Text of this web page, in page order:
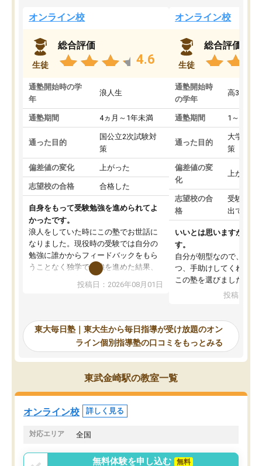
オンライン校
生徒
総合評価
4.6
通塾開始時の学
年
浪人生
通塾期間 4ヵ月～1年未満
通った目的
国公立2次試験対
策
偏差値の変化 上がった
志望校の合格 合格した
自身をもって受験勉強を進められてよ
かったです。
浪人をしていた時にこの塾でお世話に
なりました。現役時の受験では自分の
勉強に誰かからフィードバックをもら
うことなく独学で勉強を進めた結果、
入試本番に地歴の学習が間に合わず不
合格となってしまいました。その経験
東大毎日塾にたどり着きました。学習
の長期計画や日々の勉強のやり方につ
いて客観的なアドバイスをいただけた
ので、自信をもって受験勉強を進める
ことができました。自分のように勉強
のやり方や進捗管理で苦労している方
には特におすすめしたい塾です。
投稿日：2026年08月01日
オンライン校
生徒
総合評価
通塾開始時
の学年
高3
通塾期間 1～3ヵ月
通った目的
大学入学
策
偏差値の変
化
上がった
志望校の合
格
受験して
出ていな
いいとは思いますが、料
す。
自分が朝型なので、自習
つ、手助けしてくれる設
この塾を選びました。
投稿日：
東大毎日塾｜東大生から毎日指導が受け放題のオン
ライン個別指導塾の口コミをもっとみる
東武金崎駅の教室一覧
オンライン校 詳しく見る
対応エリア 全国
無料体験を申し込む 無料